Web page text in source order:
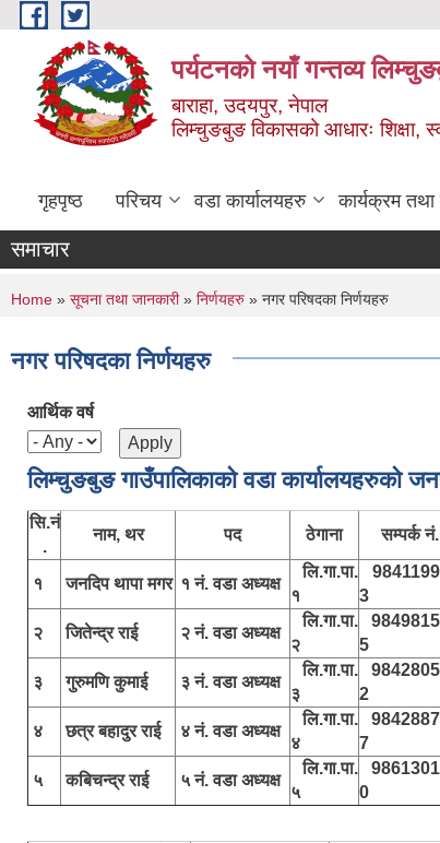
Skip to main content
पर्यटनको नयाँ गन्तव्य
बाराहा, उदयपुर, नेपाल
लिम्चुङबुङ विकासको आधारः शिक्षा,
गृहपृष्ठ परिचय वडा कार्यालयहरु कार्यक्रम तथा
समाचार
You are here
Home » सूचना तथा जानकारी» निर्णयहरु » नगर परिषदका निर्णयहरु
नगर परिषदका निर्णयहरु
आर्थिक वर्ष
लिम्चुङबुङ गाउँपालिकाकाे वडा कार्यालयहरुकाे
सि.नं
.
नाम, थर पद ठेगाना सम्पर्क नं.
१ जनदिप थापा मगर १ नं. वडा अध्यक्ष
लि.गा.पा.
१
3
२ जितेन्द्र राई २ नं. वडा अध्यक्ष
लि.गा.पा.
२
5
३
गुरुमणि कुमाई ३ नं. वडा अध्यक्ष
लि.गा.पा.
३
2
४ छत्र बहादुर राई ४ नं. वडा अध्यक्ष
लि.गा.पा.
४
7
५ कबिचन्द्र राई ५ नं. वडा अध्यक्ष
लि.गा.पा.
५
0